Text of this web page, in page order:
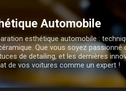
Accéder au
Automobile
esthétique automobile :
Que vous soyez
de detailing, et les dernières
de vos voitures comme un expert !